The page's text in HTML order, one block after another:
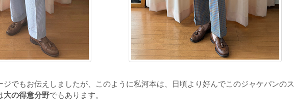
でもお伝えしましたが、このように私河本は、日頃より好んでこのジャケパンのス
大の得意分野でもあります。